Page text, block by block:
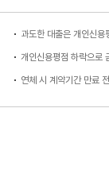
과도한 대출은 개인신용
개인신용평점 하락으로
연체 시 계약기간 만료